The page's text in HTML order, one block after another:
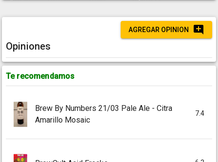
AGREGAR OPINION
Opiniones
Te recomendamos
Brew By Numbers 21/03 Pale Ale - Citra
Amarillo Mosaic
7.4